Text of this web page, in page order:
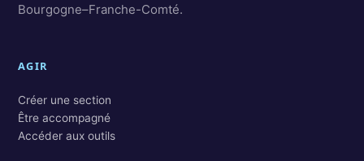
Bourgogne–Franche-Comté.
AGIR
Créer une section
Être accompagné
Accéder aux outils